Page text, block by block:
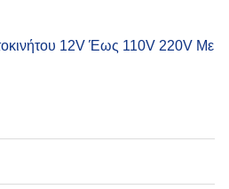
12V Έως 110V 220V Με